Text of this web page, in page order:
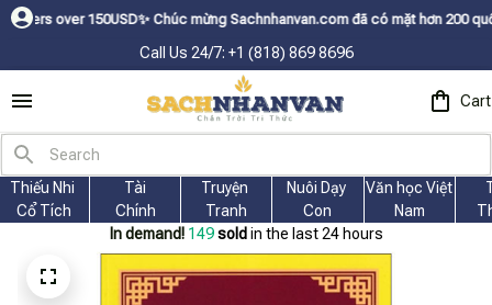
✨ Chúc mừng Sachnhanvan.com đã có mặt hơn 200 quốc gia như Mỹ,
Call Us 24/7: +1 (818) 869 8696
Cart
Thiếu Nhi
Cổ Tích
Tài
Chính
Truyện
Tranh
Nuôi Dạy
Con
Văn học Việt
Nam
In demand! 149 sold in the last 24 hours